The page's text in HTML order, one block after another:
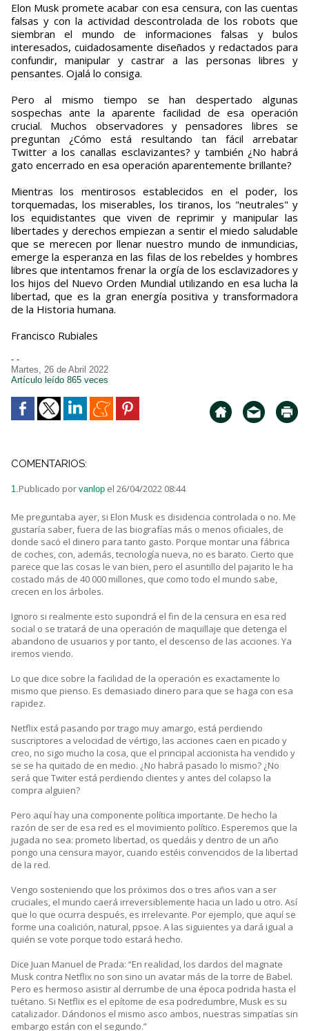
Elon Musk promete acabar con esa censura, con las cuentas
falsas y con la actividad descontrolada de los robots que
siembran el mundo de informaciones falsas y bulos
interesados, cuidadosamente diseñados y redactados para
confundir, manipular y castrar a las personas libres y
pensantes. Ojalá lo consiga.
Pero al mismo tiempo se han despertado algunas
sospechas ante la aparente facilidad de esa operación
crucial. Muchos observadores y pensadores libres se
preguntan ¿Cómo está resultando tan fácil arrebatar
Twitter a los canallas esclavizantes? y también ¿No habrá
gato encerrado en esa operación aparentemente brillante?
Mientras los mentirosos establecidos en el poder, los
torquemadas, los miserables, los tiranos, los "neutrales" y
los equidistantes que viven de reprimir y manipular las
libertades y derechos empiezan a sentir el miedo saludable
que se merecen por llenar nuestro mundo de inmundicias,
emerge la esperanza en las filas de los rebeldes y hombres
libres que intentamos frenar la orgía de los esclavizadores y
los hijos del Nuevo Orden Mundial utilizando en esa lucha la
libertad, que es la gran energía positiva y transformadora
de la Historia humana.
Francisco Rubiales
- -
Martes, 26 de Abril 2022
Artículo leído 865 veces
COMENTARIOS:
1.Publicado por vanlop el 26/04/2022 08:44
Me preguntaba ayer, si Elon Musk es disidencia controlada o no. Me
gustaría saber, fuera de las biografías más o menos oficiales, de
donde sacó el dinero para tanto gasto. Porque montar una fábrica
de coches, con, además, tecnología nueva, no es barato. Cierto que
parece que las cosas le van bien, pero el asuntillo del pajarito le ha
costado más de 40 000 millones, que como todo el mundo sabe,
crecen en los árboles.
Ignoro si realmente esto supondrá el fin de la censura en esa red
social o se tratará de una operación de maquillaje que detenga el
abandono de usuarios y por tanto, el descenso de las acciones. Ya
iremos viendo.
Lo que dice sobre la facilidad de la operación es exactamente lo
mismo que pienso. Es demasiado dinero para que se haga con esa
rapidez.
Netflix está pasando por trago muy amargo, está perdiendo
suscriptores a velocidad de vértigo, las acciones caen en picado y
creo, no sigo mucho la cosa, que el principal accionista ha vendido y
se se ha quitado de en medio. ¿No habrá pasado lo mismo? ¿No
será que Twiter está perdiendo clientes y antes del colapso la
compra alguien?
Pero aquí hay una componente política importante. De hecho la
razón de ser de esa red es el movimiento político. Esperemos que la
jugada no sea: prometo libertad, os quedáis y dentro de un año
pongo una censura mayor, cuando estéis convencidos de la libertad
de la red.
Vengo sosteniendo que los próximos dos o tres años van a ser
cruciales, el mundo caerá irreversiblemente hacia un lado u otro. Así
que lo que ocurra después, es irrelevante. Por ejemplo, que aquí se
forme una coalición, natural, ppsoe. A las siguientes ya dará igual a
quién se vote porque todo estará hecho.
Dice Juan Manuel de Prada: “En realidad, los dardos del magnate
Musk contra Netflix no son sino un avatar más de la torre de Babel.
Pero es hermoso asistir al derrumbe de una época podrida hasta el
tuétano. Si Netflix es el epítome de esa podredumbre, Musk es su
catalizador. Dándonos el mismo asco ambos, nuestras simpatías sin
embargo están con el segundo.”